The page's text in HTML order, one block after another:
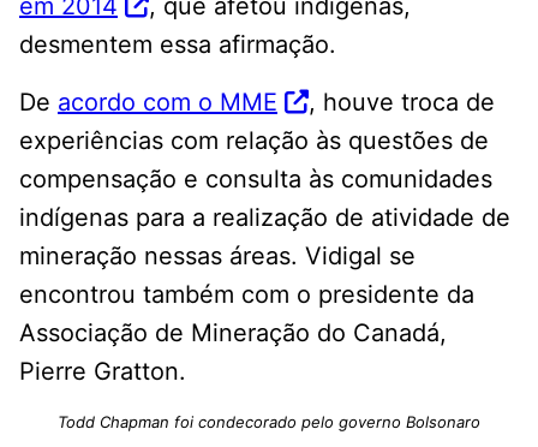
desmentem essa afirmação.
De acordo com o MME
, houve troca de
experiências com relação às questões de
compensação e consulta às comunidades
indígenas para a realização de atividade de
mineração nessas áreas. Vidigal se
encontrou também com o presidente da
Associação de Mineração do Canadá,
Pierre Gratton.
Todd Chapman foi condecorado pelo governo Bolsonaro